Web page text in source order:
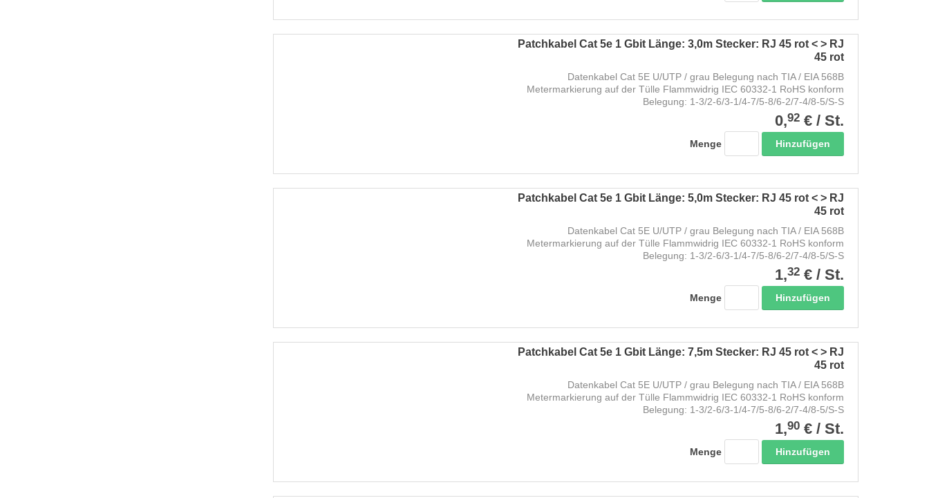
Patchkabel Cat 5e 1 Gbit Länge: 3,0m Stecker: RJ 45 rot < > RJ
45 rot
Datenkabel Cat 5E U/UTP / grau Belegung nach TIA / EIA 568B
Metermarkierung auf der Tülle Flammwidrig IEC 60332-1 RoHS konform
Belegung: 1-3/2-6/3-1/4-7/5-8/6-2/7-4/8-5/S-S
0,92 € / St.
Menge Hinzufügen
Patchkabel Cat 5e 1 Gbit Länge: 5,0m Stecker: RJ 45 rot < > RJ
45 rot
Datenkabel Cat 5E U/UTP / grau Belegung nach TIA / EIA 568B
Metermarkierung auf der Tülle Flammwidrig IEC 60332-1 RoHS konform
Belegung: 1-3/2-6/3-1/4-7/5-8/6-2/7-4/8-5/S-S
1,32 € / St.
Menge Hinzufügen
Patchkabel Cat 5e 1 Gbit Länge: 7,5m Stecker: RJ 45 rot < > RJ
45 rot
Datenkabel Cat 5E U/UTP / grau Belegung nach TIA / EIA 568B
Metermarkierung auf der Tülle Flammwidrig IEC 60332-1 RoHS konform
Belegung: 1-3/2-6/3-1/4-7/5-8/6-2/7-4/8-5/S-S
1,90 € / St.
Menge Hinzufügen